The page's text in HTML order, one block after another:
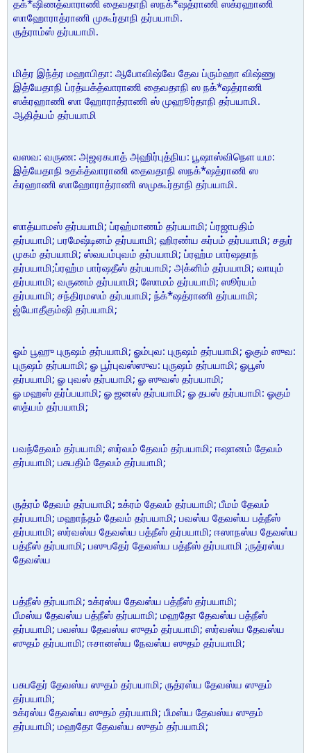
தக்*ஷிணத்வாராணி தைவதாநி ஸநக்*ஷத்ராணி ஸக்ரஹாணி
ஸாஹோராத்ராணி முகூர்தாநி தர்பயாமி.
ருத்ராம்ஸ் தர்பயாமி.
மித்ர இந்த்ர மஹாபிதா: ஆபோவிஷ்வே தேவ ப்ரும்ஹா விஷ்ணு
இத்யேதாநி ப்ரத்யக்த்வாராணி தைவதாநி ஸ நக்*ஷத்ராணி
ஸக்ரஹாணி ஸா ஹோராத்ராணி ஸ் முஹூர்தாநி தர்பயாமி.
ஆதித்யம் தர்பயாமி
வஸவ: வருண: அஜஏகபாத் அஹிர்புத்நிய: பூஷாஸ்விநெள யம:
இத்யேதாநி உதக்த்வாராணி தைவதாநி ஸநக்*ஷத்ராணி ஸ
க்ரஹாணி ஸாஹோராத்ராணி ஸமுகூர்தாநி தர்பயாமி.
ஸாத்யாமஸ் தர்பயாமி; ப்ரஹ்மாணம் தர்பயாமி; ப்ரஜாபதிம்
தர்பயாமி; பரமேஷ்டினம் தர்பயாமி; ஹிரண்ய கர்பம் தர்பயாமி; சதுர்
முகம் தர்பயாமி; ஸ்வயம்புவம் தர்பயாமி; ப்ரஹ்ம பார்ஷதாந்
தர்பயாமி;ப்ரஹ்ம பார்ஷதீஸ் தர்பயாமி; அக்னிம் தர்பயாமி; வாயும்
தர்பயாமி; வருணம் தர்பயாமி; ஸோமம் தர்பயாமி; ஸூர்யம்
தர்பயாமி; சந்திரமஸம் தர்பயாமி; ந்க்*ஷத்ராணி தர்பயாமி;
ஜ்யோதீகும்ஷி தர்பயாமி;
ஓம் பூஹு புருஷம் தர்பயாமி; ௐம்புவ: புருஷம் தர்பயாமி; ஓகும் ஸுவ:
புருஷம் தர்பயாமி; ௐ பூர்புவஸ்ஸுவ: புருஷம் தர்பயாமி; ௐபூஸ்
தர்பயாமி; ௐ புவஸ் தர்பயாமி; ௐ ஸுவஸ் தர்பயாமி;
ௐ மஹஸ் தர்ப்பயாமி; ௐ ஜனஸ் தர்பயாமி; ௐ தபஸ் தர்பயாமி: ஓகும்
ஸத்யம் தர்பயாமி;
பவந்தேவம் தர்பயாமி; ஸர்வம் தேவம் தர்பயாமி; ஈஷானம் தேவம்
தர்பயாமி; பசுபதிம் தேவம் தர்பயாமி;
ருத்ரம் தேவம் தர்பயாமி; உக்ரம் தேவம் தர்பயாமி; பீமம் தேவம்
தர்பயாமி; மஹாந்தம் தேவம் தர்பயாமி; பவஸ்ய தேவஸ்ய பத்நீஸ்
தர்பயாமி; ஸர்வஸ்ய தேவஸ்ய பத்நீஸ் தர்பயாமி; ஈஸாநஸ்ய தேவஸ்ய
பத்நீஸ் தர்பயாமி; பஸுபதேர் தேவஸ்ய பத்நீஸ் தர்பயாமி ;ருத்ரஸ்ய
தேவஸ்ய
பத்நீஸ் தர்பயாமி; உக்ரஸ்ய தேவஸ்ய பத்நீஸ் தர்பயாமி;
பீமஸ்ய தேவஸ்ய பத்நீஸ் தர்பயாமி; மஹதோ தேவஸ்ய பத்நீஸ்
தர்பயாமி; பவஸ்ய தேவஸ்ய ஸுதம் தர்பயாமி; ஸர்வஸ்ய தேவஸ்ய
ஸுதம் தர்பயாமி; ஈசானஸ்ய நேவஸ்ய ஸுதம் தர்பயாமி;
பசுபதேர் தேவஸ்ய ஸுதம் தர்பயாமி; ருத்ரஸ்ய தேவஸ்ய ஸுதம்
தர்பயாமி;
உக்ரஸ்ய தேவஸ்ய ஸுதம் தர்பயாமி; பீமஸ்ய தேவஸ்ய ஸுதம்
தர்பயாமி; மஹதோ தேவஸ்ய ஸுதம் தர்பயாமி;